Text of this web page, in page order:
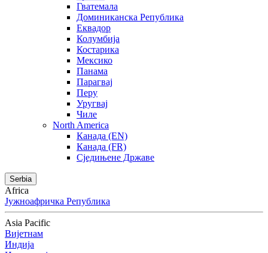
Гватемала
Доминиканска Република
Еквадор
Колумбија
Костарика
Мексико
Панама
Парагвај
Перу
Уругвај
Чиле
North America
Канада (EN)
Канада (FR)
Сједињене Државе
Serbia
Africa
Јужноафричка Република
Asia Pacific
Вијетнам
Индија